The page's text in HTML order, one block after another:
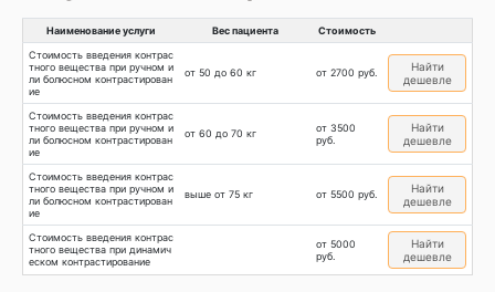
Наименование услуги Вес пациента
Стоимость
Стоимость введения контрас
тного вещества при ручном и
ли болюсном контрастирован
ие
от 50 до 60 кг от 2700 руб.
Найти
дешевле
Стоимость введения контрас
тного вещества при ручном и
ли болюсном контрастирован
ие
от 60 до 70 кг
от 3500
руб.
Найти
дешевле
Стоимость введения контрас
тного вещества при ручном и
ли болюсном контрастирован
ие
выше от 75 кг от 5500 руб.
Найти
дешевле
Стоимость введения контрас
тного вещества при динамич
еском контрастирование
от 5000
руб.
Найти
дешевле